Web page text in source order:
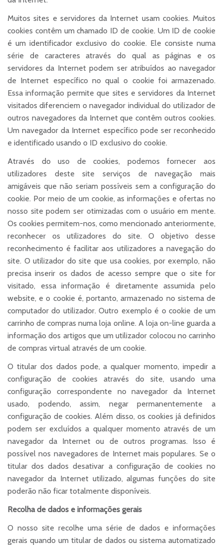
Muitos sites e servidores da Internet usam cookies. Muitos
cookies contêm um chamado ID de cookie. Um ID de cookie
é um identificador exclusivo do cookie. Ele consiste numa
série de caracteres através do qual as páginas e os
servidores da Internet podem ser atribuídos ao navegador
de Internet específico no qual o cookie foi armazenado.
Essa informação permite que sites e servidores da Internet
visitados diferenciem o navegador individual do utilizador de
outros navegadores da Internet que contêm outros cookies.
Um navegador da Internet específico pode ser reconhecido
e identificado usando o ID exclusivo do cookie.
Através do uso de cookies, podemos fornecer aos
utilizadores deste site serviços de navegação mais
amigáveis que não seriam possíveis sem a configuração do
cookie. Por meio de um cookie, as informações e ofertas no
nosso site podem ser otimizadas com o usuário em mente.
Os cookies permitem-nos, como mencionado anteriormente,
reconhecer os utilizadores do site. O objetivo desse
reconhecimento é facilitar aos utilizadores a navegação do
site. O utilizador do site que usa cookies, por exemplo, não
precisa inserir os dados de acesso sempre que o site for
visitado, essa informação é diretamente assumida pelo
website, e o cookie é, portanto, armazenado no sistema de
computador do utilizador. Outro exemplo é o cookie de um
carrinho de compras numa loja online. A loja on-line guarda a
informação dos artigos que um utilizador colocou no carrinho
de compras virtual através de um cookie.
O titular dos dados pode, a qualquer momento, impedir a
configuração de cookies através do site, usando uma
configuração correspondente no navegador da Internet
usado, podendo, assim, negar permanentemente a
configuração de cookies. Além disso, os cookies já definidos
podem ser excluídos a qualquer momento através de um
navegador da Internet ou de outros programas. Isso é
possível nos navegadores de Internet mais populares. Se o
titular dos dados desativar a configuração de cookies no
navegador da Internet utilizado, algumas funções do site
poderão não ficar totalmente disponíveis.
Recolha de dados e informações gerais
O nosso site recolhe uma série de dados e informações
gerais quando um titular de dados ou sistema automatizado